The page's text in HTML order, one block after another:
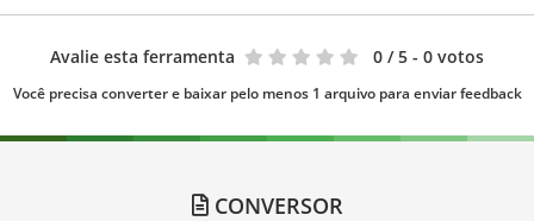
Avalie esta ferramenta 0 / 5 - 0 votos
Você precisa converter e baixar pelo menos 1 arquivo para enviar feedback
CONVERSOR